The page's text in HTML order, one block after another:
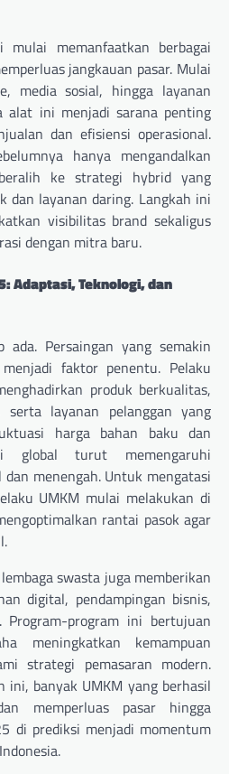
memanfaatkan berbagai
jangkauan pasar. Mulai
media sosial, hingga layanan
alat ini menjadi sarana penting
dan efisiensi operasional.
hanya mengandalkan
ke strategi hybrid yang
dan layanan daring. Langkah ini
visibilitas brand sekaligus
dengan mitra baru.
Adaptasi, Teknologi, dan
Persaingan yang semakin
faktor penentu. Pelaku
produk berkualitas,
serta layanan pelanggan yang
harga bahan baku dan
global turut memengaruhi
menengah. Untuk mengatasi
UMKM mulai melakukan di
rantai pasok agar
swasta juga memberikan
digital, pendampingan bisnis,
Program-program ini bertujuan
meningkatkan kemampuan
strategi pemasaran modern.
ini, banyak UMKM yang berhasil
memperluas pasar hingga
di prediksi menjadi momentum